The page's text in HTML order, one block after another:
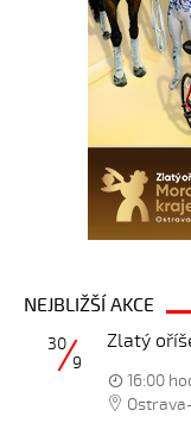
NEJBLIŽŠÍ AKCE
Zlatý
30
9
16:00